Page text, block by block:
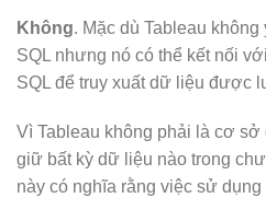
Không. Mặc dù Tableau
SQL nhưng nó có thể kết nối
SQL để truy xuất dữ liệu được
Vì Tableau không phải là cơ
giữ bất kỳ dữ liệu nào trong
này có nghĩa rằng việc sử